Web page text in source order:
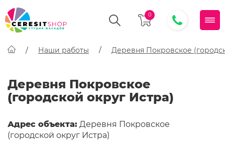
0
Наши работы Деревня Покровское
Деревня Покровское
(городской округ Истра)
Адрес объекта: Деревня Покровское
(городской округ Истра)